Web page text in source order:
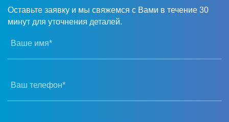
Оставьте заявку и мы свяжемся с Вами в течение 30
минут для уточнения деталей.
Ваше имя*
Ваш телефон*